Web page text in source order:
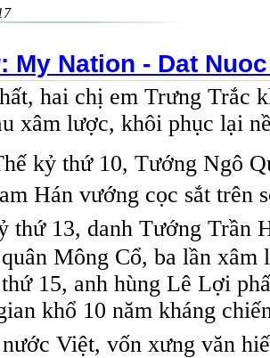
My Nation - Dat
hai chị em Trưng Trắc
xâm lược, khôi phục lại
kỷ thứ 10, Tướng Ngô
Hán vướng cọc sắt trên
thứ 13, danh Tướng Trần
Mông Cổ, ba lần xâm
15, anh hùng Lê Lợi
khổ 10 năm kháng
Việt, vốn xưng văn